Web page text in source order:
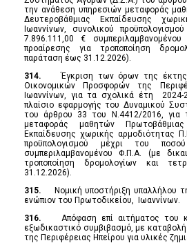
την ανάθεση υπηρεσιών μεταφοράς
Δευτεροβάθμιας Εκπαίδευσης
Ιωαννίνων, συνολικού
7.896.111,00 €
προαίρεσης για τροποποίηση
παράταση έως 31.12.2026).
314.Έγκριση των όρων της
Οικονομικών Προσφορών της
Ιωαννίνων, για τα σχολικά έτη
πλαίσιο εφαρμογής του Δυναμικού
του άρθρου 33 του Ν.4412/2016, για
μεταφοράς μαθητών
Εκπαίδευσης χωρικής αρμοδιότητας
προϋπολογισμού μέχρι του
συμπεριλαμβανομένου Φ.Π.Α. (με
τροποποίηση δρομολογίων και
31.12.2026).
315. Νομική υποστήριξη υπαλλήλου
ενώπιον του Πρωτοδικείου, Ιωαννίνων.
316. Απόφαση επί αιτήματος του
εξωδικαστικό συμβιβασμό, με
της Περιφέρειας Ηπείρου για υλικές